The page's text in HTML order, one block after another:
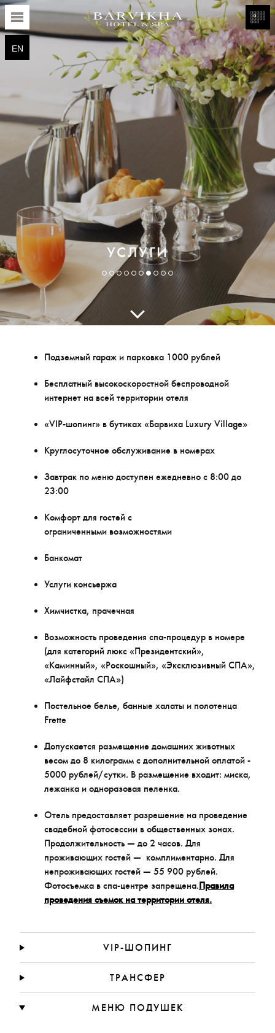
УСЛУГИ
EN
Подземный гараж и парковка 1000 рублей
Бесплатный высокоскоростной беспроводной
интернет на всей территории отеля
«VIP-шопинг» в бутиках «Барвиха Luxury Village»
Круглосуточное обслуживание в номерах
Завтрак по меню доступен ежедневно c 8:00 до
23:00
Комфорт для гостей с
ограниченными возможностями
Банкомат
Услуги консьержа
Химчистка, прачечная
Возможность проведения спа-процедур в номере
(для категорий люкс «Президентский»,
«Каминный», «Роскошный», «Эксклюзивный СПА»,
«Лайфстайл СПА»)
Постельное белье, банные халаты и полотенца
Frette
Допускается размещение домашних животных
весом до 8 килограмм с дополнительной оплатой -
5000 рублей/сутки. В размещение входит: миска,
лежанка и одноразовая пеленка.
Отель предоставляет разрешение на проведение
свадебной фотосессии в общественных зонах.
Продолжительность — до 2 часов. Для
проживающих гостей — комплиментарно. Для
непроживающих гостей — 55 900 рублей.
Фотосъемка в спа-центре запрещена.Правила
проведения съемок на территории отеля.
VIP-ШОПИНГ
ТРАНСФЕР
МЕНЮ ПОДУШЕК